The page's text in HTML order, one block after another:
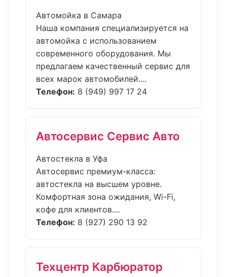
Автомойка в Самара
Наша компания специализируется на
автомойка с использованием
современного оборудования. Мы
предлагаем качественный сервис для
всех марок автомобилей....
Телефон: 8 (949) 997 17 24
Автосервис Сервис Авто
Автостекла в Уфа
Автосервис премиум-класса:
автостекла на высшем уровне.
Комфортная зона ожидания, Wi-Fi,
кофе для клиентов....
Телефон: 8 (927) 290 13 92
Техцентр Карбюратор